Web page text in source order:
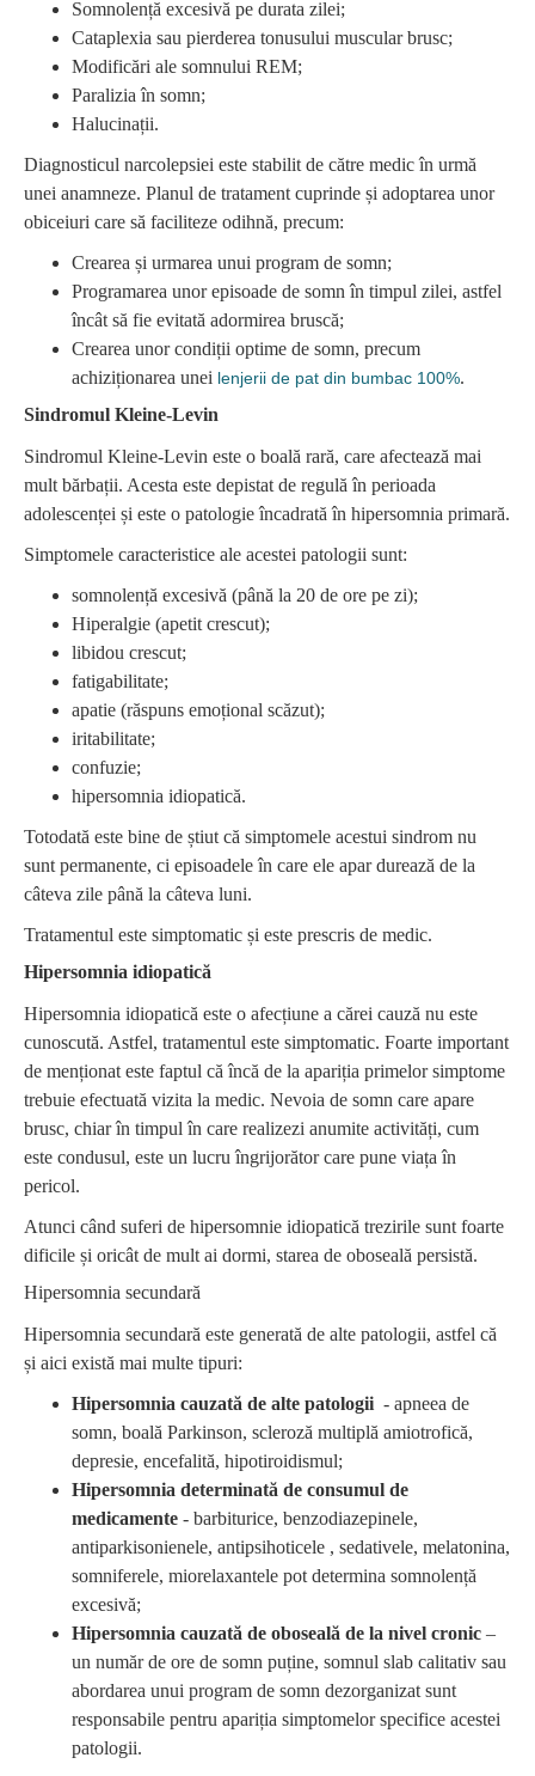
Somnolență excesivă pe durata zilei;
Cataplexia sau pierderea tonusului muscular brusc;
Modificări ale somnului REM;
Paralizia în somn;
Halucinații.
Diagnosticul narcolepsiei este stabilit de către medic în urmă
unei anamneze. Planul de tratament cuprinde și adoptarea unor
obiceiuri care să faciliteze odihnă, precum:
Crearea și urmarea unui program de somn;
Programarea unor episoade de somn în timpul zilei, astfel
încât să fie evitată adormirea bruscă;
Crearea unor condiții optime de somn, precum
achiziționarea unei lenjerii de pat din bumbac 100%.
Sindromul Kleine-Levin
Sindromul Kleine-Levin este o boală rară, care afectează mai
mult bărbații. Acesta este depistat de regulă în perioada
adolescenței și este o patologie încadrată în hipersomnia primară.
Simptomele caracteristice ale acestei patologii sunt:
somnolență excesivă (până la 20 de ore pe zi);
Hiperalgie (apetit crescut);
libidou crescut;
fatigabilitate;
apatie (răspuns emoțional scăzut);
iritabilitate;
confuzie;
hipersomnia idiopatică.
Totodată este bine de știut că simptomele acestui sindrom nu
sunt permanente, ci episoadele în care ele apar durează de la
câteva zile până la câteva luni.
Tratamentul este simptomatic și este prescris de medic.
Hipersomnia idiopatică
Hipersomnia idiopatică este o afecțiune a cărei cauză nu este
cunoscută. Astfel, tratamentul este simptomatic. Foarte important
de menționat este faptul că încă de la apariția primelor simptome
trebuie efectuată vizita la medic. Nevoia de somn care apare
brusc, chiar în timpul în care realizezi anumite activități, cum
este condusul, este un lucru îngrijorător care pune viața în
pericol.
Atunci când suferi de hipersomnie idiopatică trezirile sunt foarte
dificile și oricât de mult ai dormi, starea de oboseală persistă.
Hipersomnia secundară
Hipersomnia secundară este generată de alte patologii, astfel că
și aici există mai multe tipuri:
Hipersomnia cauzată de alte patologii - apneea de
somn, boală Parkinson, scleroză multiplă amiotrofică,
depresie, encefalită, hipotiroidismul;
Hipersomnia determinată de consumul de
medicamente - barbiturice, benzodiazepinele,
antiparkisonienele, antipsihoticele , sedativele, melatonina,
somniferele, miorelaxantele pot determina somnolență
excesivă;
Hipersomnia cauzată de oboseală de la nivel cronic –
un număr de ore de somn puține, somnul slab calitativ sau
abordarea unui program de somn dezorganizat sunt
responsabile pentru apariția simptomelor specifice acestei
patologii.